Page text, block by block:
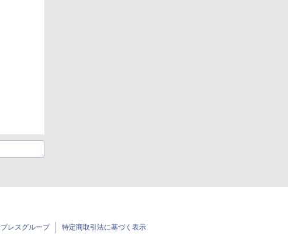
レスグループ 特定商取引法に基づく表示